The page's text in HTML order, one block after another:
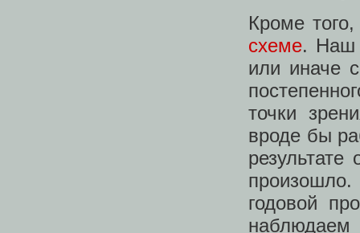
Кроме
схеме. Наш
или иначе
точки
вроде бы
произошло.
годовой
наблюдаем